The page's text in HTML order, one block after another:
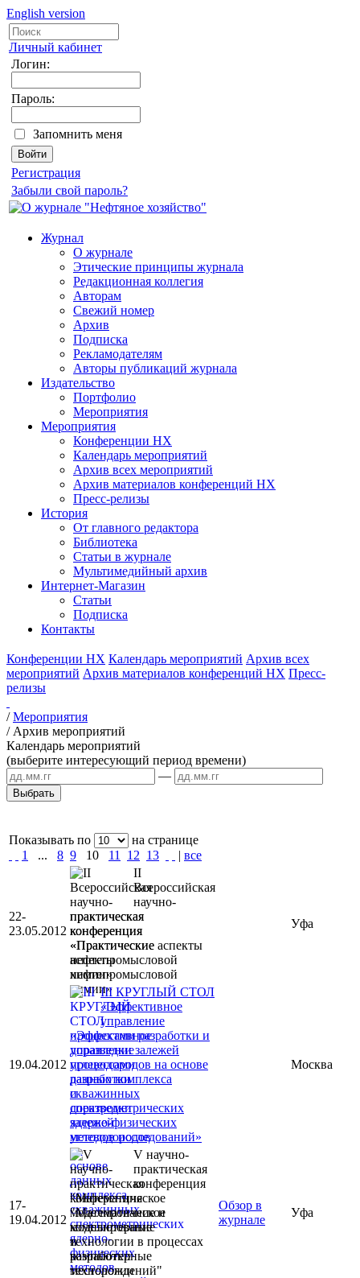
English version
Личный кабинет
Логин:
Пароль:
Запомнить меня
Регистрация
Забыли свой пароль?
Журнал
О журнале
Этические принципы журнала
Редакционная коллегия
Авторам
Свежий номер
Архив
Подписка
Рекламодателям
Авторы публикаций журнала
Издательство
Портфолио
Мероприятия
Мероприятия
Конференции НХ
Календарь мероприятий
Архив всех мероприятий
Архив материалов конференций НХ
Пресс-релизы
История
От главного редактора
Библиотека
Статьи в журнале
Мультимедийный архив
Интернет-Магазин
Статьи
Подписка
Контакты
Конференции НХ Календарь мероприятий Архив всех
мероприятий Архив материалов конференций НХ Пресс-
релизы
/Мероприятия
/ Архив мероприятий
Календарь мероприятий
(выберите интересующий период времени)
—
Показывать по
на странице
1
... 8 9 10 11 12 13 | все
22-
23.05.2012
II
Всероссийская
научно-
практическая
конференция
«Практические аспекты
нефтепромысловой
химии»
Уфа
19.04.2012
III КРУГЛЫЙ СТОЛ
«Эффективное
управление
процессами разработки и
доразведки залежей
углеводородов на основе
данных комплекса
скважинных
спектрометрических
ядерно-физических
методов исследований»
Москва
17-
19.04.2012
V научно-
практическая
конференция
"Математическое
моделирование и
компьютерные
технологии в процессах
разработки
месторождений"
Обзор в
журнале
Уфа